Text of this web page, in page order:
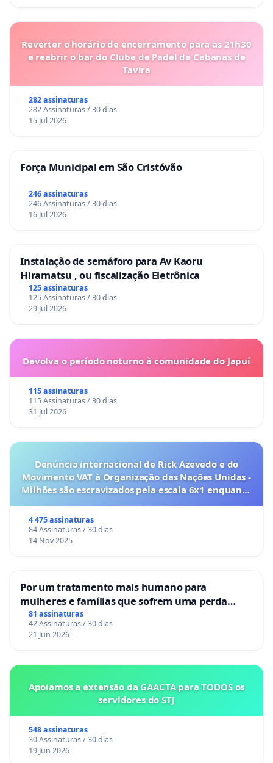
Reverter o horário de encerramento para as 21h30
e reabrir o bar do Clube de Padel de Cabanas de
Tavira
282 assinaturas
282 Assinaturas / 30 dias
15 Jul 2026
Força Municipal em São Cristóvão
246 assinaturas
246 Assinaturas / 30 dias
16 Jul 2026
Instalação de semáforo para Av Kaoru
Hiramatsu , ou fiscalização Eletrônica
125 assinaturas
125 Assinaturas / 30 dias
29 Jul 2026
Devolva o período noturno à comunidade do Japuí
115 assinaturas
115 Assinaturas / 30 dias
31 Jul 2026
Denúncia internacional de Rick Azevedo e do
Movimento VAT à Organização das Nações Unidas -
Milhões são escravizados pela escala 6x1 enquanto
4 475 assinaturas
84 Assinaturas / 30 dias
14 Nov 2025
Por um tratamento mais humano para
mulheres e famílias que sofrem uma perda
gestacional nos hospitais portugueses
81 assinaturas
42 Assinaturas / 30 dias
21 Jun 2026
Apoiamos a extensão da GAACTA para TODOS os
servidores do STJ
548 assinaturas
30 Assinaturas / 30 dias
19 Jun 2026